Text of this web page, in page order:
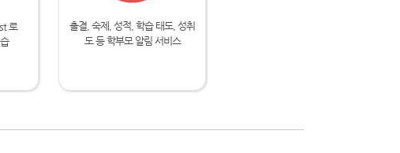
로
출결, 숙제, 성적, 학습 태도, 성취
도 등 학부모 알림 서비스